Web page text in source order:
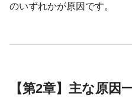
のいずれかが原因です。
【第2章】主な原因